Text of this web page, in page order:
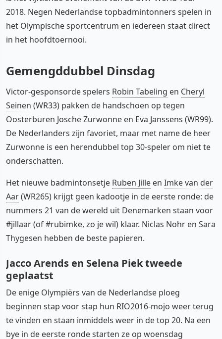
2018. Negen Nederlandse topbadmintonners spelen in
het Olympische sportcentrum en iedereen staat direct
in het hoofdtoernooi.
Gemengddubbel Dinsdag
Victor-gesponsorde spelers Robin Tabeling en Cheryl
Seinen (WR33) pakken de handschoen op tegen
Oosterburen Josche Zurwonne en Eva Janssens (WR99).
De Nederlanders zijn favoriet, maar met name de heer
Zurwonne is een herendubbel top 30-speler om niet te
onderschatten.
Het nieuwe badmintonsetje Ruben Jille en Imke van der
Aar(WR265) krijgt geen kadootje in de eerste ronde: de
nummers 21 van de wereld uit Denemarken staan voor
#jillaar (of #rubimke, zo je wil) klaar. Niclas Nohr en Sara
Thygesen hebben de beste papieren.
Jacco Arends en Selena Piek tweede
geplaatst
De enige Olympiërs van de Nederlandse ploeg
beginnen stap voor stap hun RIO2016-mojo weer terug
te vinden en staan inmiddels weer in de top 20. Na een
bye in de eerste ronde starten ze op woensdag